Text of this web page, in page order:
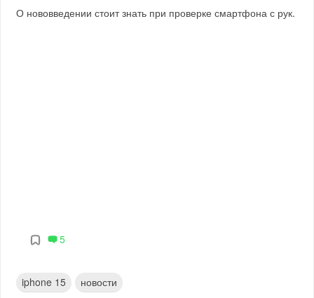
О нововведении стоит знать при проверке смартфона с рук.
5
iphone 15 новости